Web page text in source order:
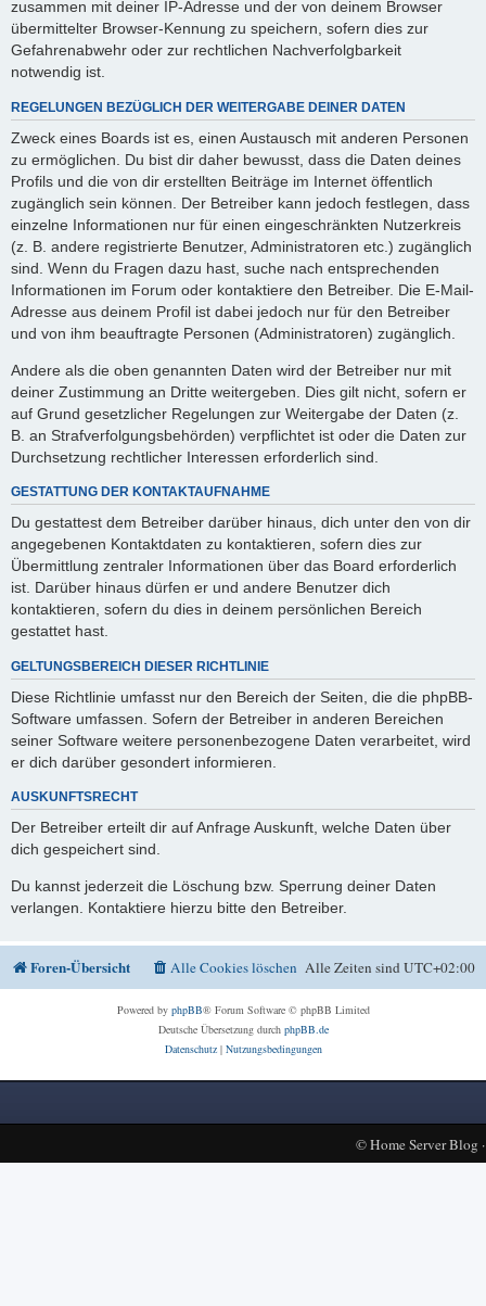
zusammen mit deiner IP-Adresse und der von deinem Browser
übermittelter Browser-Kennung zu speichern, sofern dies zur
Gefahrenabwehr oder zur rechtlichen Nachverfolgbarkeit
notwendig ist.
REGELUNGEN BEZÜGLICH DER WEITERGABE DEINER DATEN
Zweck eines Boards ist es, einen Austausch mit anderen Personen
zu ermöglichen. Du bist dir daher bewusst, dass die Daten deines
Profils und die von dir erstellten Beiträge im Internet öffentlich
zugänglich sein können. Der Betreiber kann jedoch festlegen, dass
einzelne Informationen nur für einen eingeschränkten Nutzerkreis
(z. B. andere registrierte Benutzer, Administratoren etc.) zugänglich
sind. Wenn du Fragen dazu hast, suche nach entsprechenden
Informationen im Forum oder kontaktiere den Betreiber. Die E-Mail-
Adresse aus deinem Profil ist dabei jedoch nur für den Betreiber
und von ihm beauftragte Personen (Administratoren) zugänglich.
Andere als die oben genannten Daten wird der Betreiber nur mit
deiner Zustimmung an Dritte weitergeben. Dies gilt nicht, sofern er
auf Grund gesetzlicher Regelungen zur Weitergabe der Daten (z.
B. an Strafverfolgungsbehörden) verpflichtet ist oder die Daten zur
Durchsetzung rechtlicher Interessen erforderlich sind.
GESTATTUNG DER KONTAKTAUFNAHME
Du gestattest dem Betreiber darüber hinaus, dich unter den von dir
angegebenen Kontaktdaten zu kontaktieren, sofern dies zur
Übermittlung zentraler Informationen über das Board erforderlich
ist. Darüber hinaus dürfen er und andere Benutzer dich
kontaktieren, sofern du dies in deinem persönlichen Bereich
gestattet hast.
GELTUNGSBEREICH DIESER RICHTLINIE
Diese Richtlinie umfasst nur den Bereich der Seiten, die die phpBB-
Software umfassen. Sofern der Betreiber in anderen Bereichen
seiner Software weitere personenbezogene Daten verarbeitet, wird
er dich darüber gesondert informieren.
AUSKUNFTSRECHT
Der Betreiber erteilt dir auf Anfrage Auskunft, welche Daten über
dich gespeichert sind.
Du kannst jederzeit die Löschung bzw. Sperrung deiner Daten
verlangen. Kontaktiere hierzu bitte den Betreiber.
Foren-Übersicht Alle Zeiten sindUTC+02:00
Alle Cookies löschen
Powered by phpBB® Forum Software © phpBB Limited
Deutsche Übersetzung durch phpBB.de
Datenschutz| Nutzungsbedingungen
©Home Server Blog